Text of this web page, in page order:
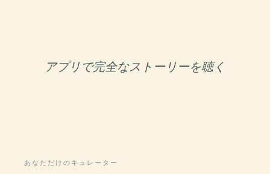
アプリで完全なストーリーを聴く
あなただけのキュレーター